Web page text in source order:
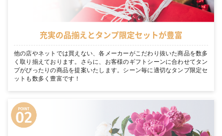
充実の品揃えとタンプ限定セットが豊富
他の店やネットでは買えない、各メーカーがこだわり抜いた商品を数多
く取り揃えております。さらに、お客様のギフトシーンに合わせてタン
プがぴったりの商品を提案いたします。シーン毎に適切なタンプ限定セ
ットも数多く豊富です！